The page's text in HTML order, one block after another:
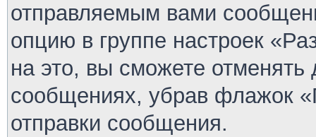
отправляемым вами
опцию в группе настроек
на это, вы сможете
сообщениях, убрав флажок
отправки сообщения.